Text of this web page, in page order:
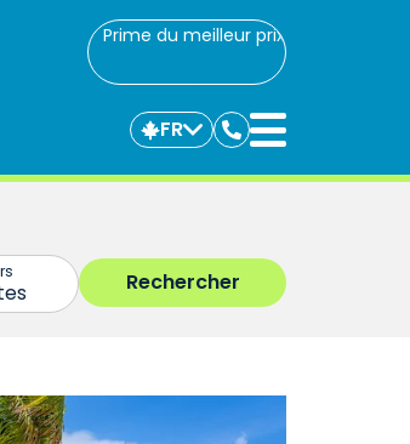
Prime du meilleur prix
FR
Communiquez
avec